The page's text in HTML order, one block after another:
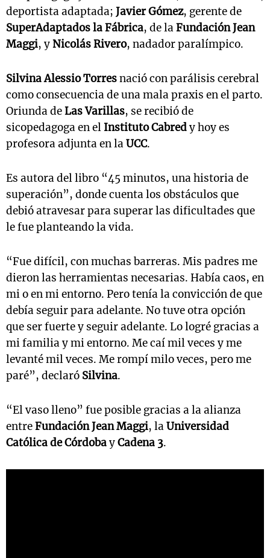
deportista adaptada; Javier Gómez, gerente de
SuperAdaptados la Fábrica, de laFundación Jean
Maggi, yNicolás Rivero, nadador paralímpico.
Silvina Alessio Torresnació con parálisis cerebral
como consecuencia de una mala praxis en el parto.
Oriunda deLas Varillas, se recibió de
sicopedagoga en el Instituto Cabredy hoy es
profesora adjunta en laUCC.
Es autora del libro “45 minutos, una historia de
superación”, donde cuenta los obstáculos que
debió atravesar para superar las dificultades que
le fue planteando la vida.
“Fue difícil, con muchas barreras. Mis padres me
dieron las herramientas necesarias. Había caos, en
mi o en mi entorno. Pero tenía la convicción de que
debía seguir para adelante. No tuve otra opción
que ser fuerte y seguir adelante. Lo logré gracias a
mi familia y mi entorno. Me caí mil veces y me
levanté mil veces. Me rompí milo veces, pero me
paré”, declaró Silvina.
“El vaso lleno” fue posible gracias a la alianza
entreFundación Jean Maggi, laUniversidad
Católica de CórdobayCadena 3.